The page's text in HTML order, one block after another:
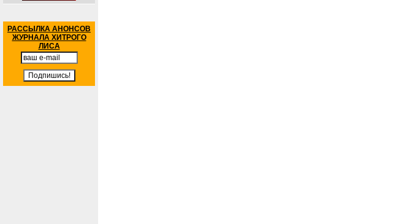
РАССЫЛКА АНОНСОВ
ЖУРНАЛА ХИТРОГО
ЛИСА